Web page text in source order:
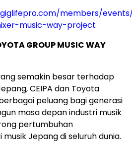
members/
music-way-project
GROUP MUSIC WAY
semakin besar terhadap
CEIPA dan Toyota
peluang bagi generasi
masa depan industri musik
pertumbuhan
Jepang di seluruh dunia.